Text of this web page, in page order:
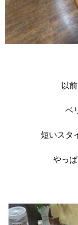
以
ベ
短いスタ
やっ